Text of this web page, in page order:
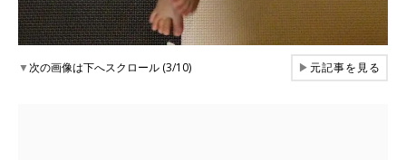
▼次の画像は下へスクロール (3/10) ▶元記事を見る